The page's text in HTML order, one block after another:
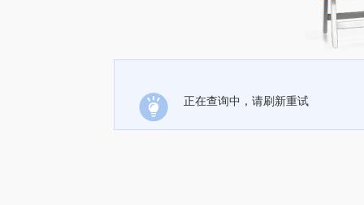
正在查询中，请刷新重试